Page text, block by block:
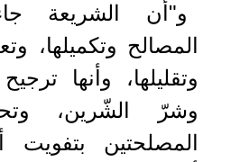
و"أن الشريعة
المصالح وتكميلها،
وتقليلها، وأنها
وشرّ الشّرين،
المصلحتين بتفويت